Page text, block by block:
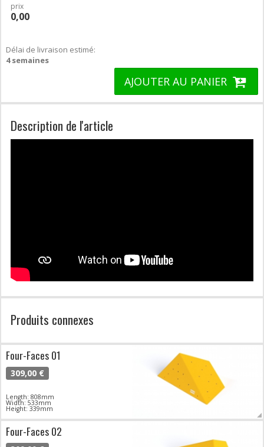
prix
0,00
Délai de livraison estimé:
4 semaines
AJOUTER AU PANIER
Description de l'article
Produits connexes
Four-Faces 01
309,00 €
Length: 808mm
Width: 533mm
Height: 339mm
Four-Faces 02